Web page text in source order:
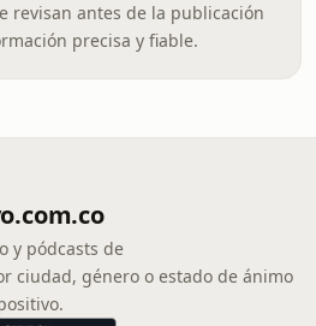
revisan antes de la publicación
precisa y fiable.
y pódcasts de
ciudad, género o estado de ánimo